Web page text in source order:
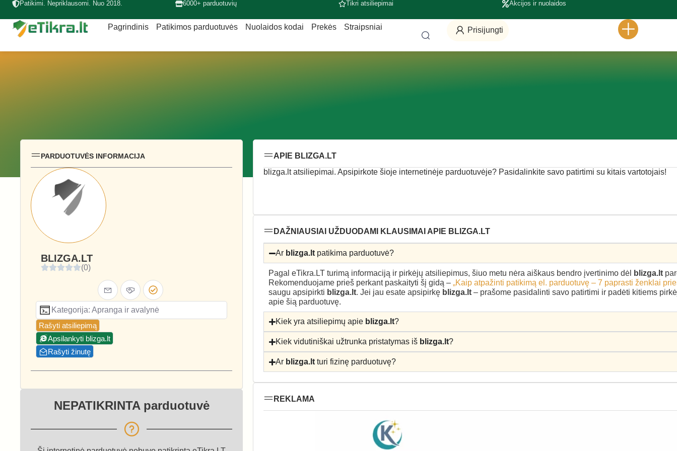
Patikimi. Nepriklausomi. Nuo 2018. 6000+ parduotuvių Tikri atsiliepimai Akcijos ir nuolaidos
Pagrindinis Patikimos parduotuvės Nuolaidos kodai Prekės Straipsniai Prisijungti
PARDUOTUVĖS INFORMACIJA
BLIZGA.LT
(0)
Kategorija: Apranga ir avalynė
Rašyti atsiliepimą
Apsilankyti blizga.lt
Rašyti žinutę
NEPATIKRINTA parduotuvė
APIE BLIZGA.LT
blizga.lt atsiliepimai. Apsipirkote šioje internetinėje parduotuvėje? Pasidalinkite savo patirtimi su kitais vartotojais!
DAŽNIAUSIAI UŽDUODAMI KLAUSIMAI APIE BLIZGA.LT
Ar blizga.lt patikima parduotuvė?
Pagal eTikra.LT turimą informaciją ir pirkėjų atsiliepimus, šiuo metu nėra aiškaus bendro įvertinimo dėl blizga.lt
Rekomenduojame prieš perkant paskaityti šį gidą – „Kaip atpažinti patikimą el. parduotuvę – 7 paprasti ženklai
saugu apsipirkti blizga.lt. Jei jau esate apsipirkę blizga.lt – prašome pasidalinti savo patirtimi ir padėti kitiems
apie šią parduotuvę.
Kiek yra atsiliepimų apie blizga.lt?
Kiek vidutiniškai užtrunka pristatymas iš blizga.lt?
Ar blizga.lt turi fizinę parduotuvę?
REKLAMA